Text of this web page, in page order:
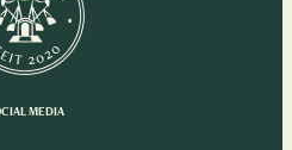
MEDIA